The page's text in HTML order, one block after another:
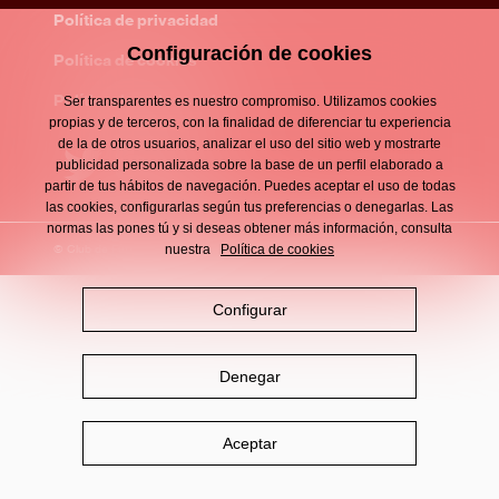
menu
Política de privacidad
Política de cookies
Política de redes sociales
© Club de Fútbol DAMM 2026
Configuración de cookies
Ser transparentes es nuestro compromiso. Utilizamos cookies
propias y de terceros, con la finalidad de diferenciar tu experiencia
de la de otros usuarios, analizar el uso del sitio web y mostrarte
publicidad personalizada sobre la base de un perfil elaborado a
partir de tus hábitos de navegación. Puedes aceptar el uso de todas
las cookies, configurarlas según tus preferencias o denegarlas. Las
normas las pones tú y si deseas obtener más información, consulta
nuestra
Política de cookies
Configurar
Denegar
Aceptar